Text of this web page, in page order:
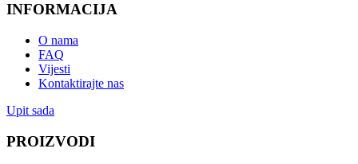
INFORMACIJA
O nama
FAQ
Vijesti
Kontaktirajte nas
Upit sada
PROIZVODI